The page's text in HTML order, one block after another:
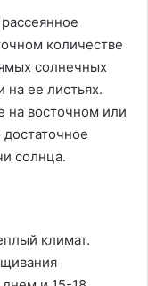
количестве
солнечных
на ее листьях.
на восточном или
солнца.
климат.